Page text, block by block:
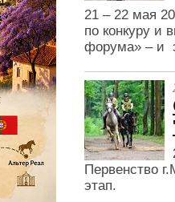
21 – 22 мая
по конкуру и
форума» – и
Первенство
этап.